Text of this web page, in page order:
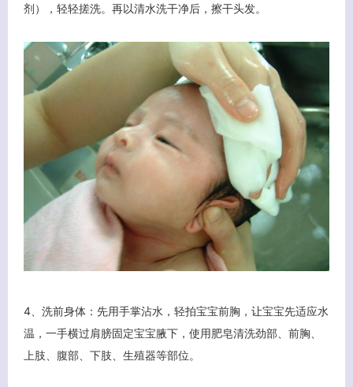
剂），轻轻搓洗。再以清水洗干净后，擦干头发。
4、洗前身体：先用手掌沾水，轻拍宝宝前胸，让宝宝先适应水
温，一手横过肩膀固定宝宝腋下，使用肥皂清洗劲部、前胸、
上肢、腹部、下肢、生殖器等部位。